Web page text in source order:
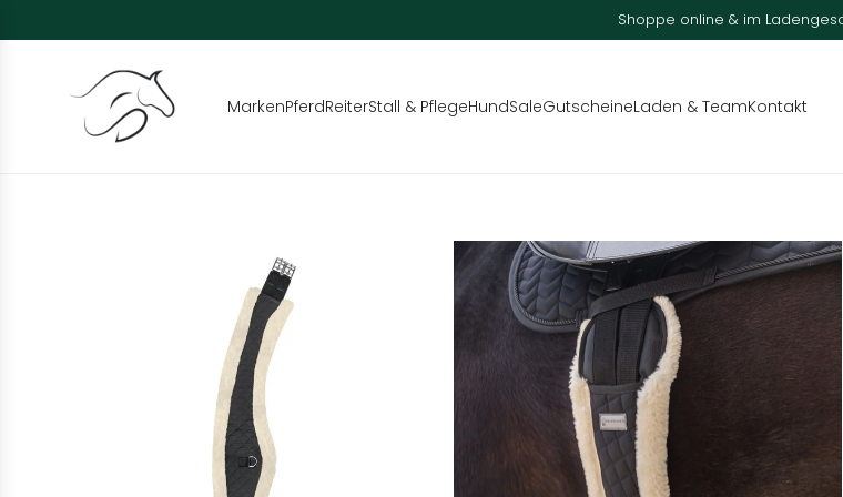
Shoppe online & im
MarkenPferdReiterStall & PflegeHundSaleGutscheineLaden & TeamKontakt